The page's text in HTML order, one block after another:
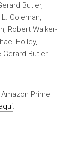
Butler,
Coleman,
Robert Walker-
Holley,
Gerard Butler
Prime
.